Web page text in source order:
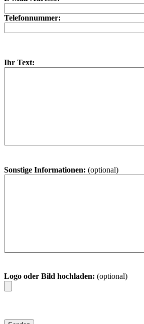
Telefonnummer:
Ihr Text:
Sonstige Informationen: (optional)
Logo oder Bild hochladen: (optional)